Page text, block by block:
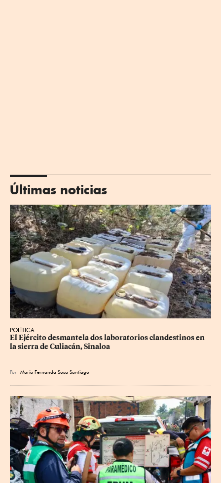
Últimas noticias
POLÍTICA
El Ejército desmantela dos laboratorios clandestinos en
la sierra de Culiacán, Sinaloa
Por María Fernanda Sosa Santiago